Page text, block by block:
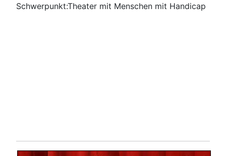
Schwerpunkt:Theater mit Menschen mit Handicap